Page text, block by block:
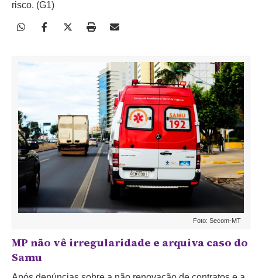
risco. (G1)
Foto: Secom-MT
MP não vê irregularidade e arquiva caso do
Samu